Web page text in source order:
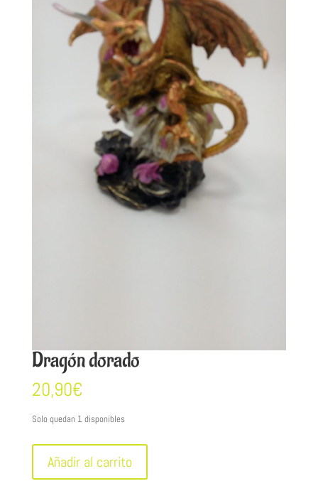
Dragón dorado
20,90€
Solo quedan 1 disponibles
dorado
cantidad
Añadir al carrito